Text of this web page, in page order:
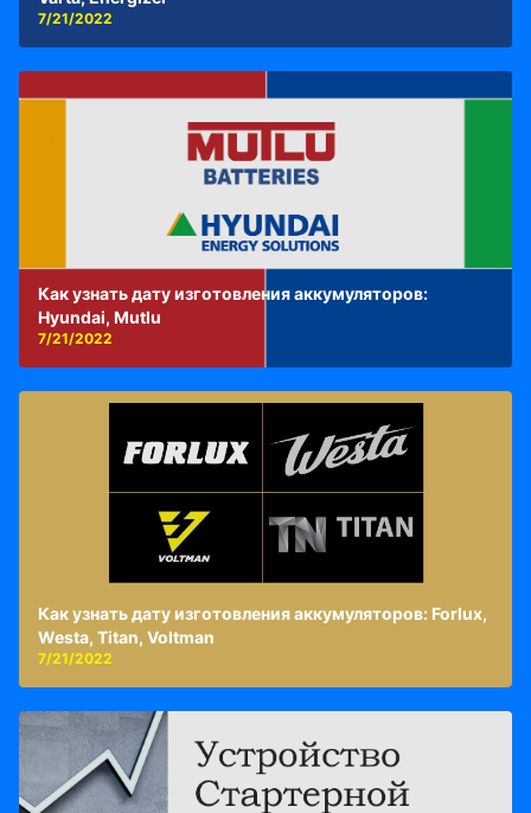
7/21/2022
Как узнать дату изготовления аккумуляторов:
Hyundai, Mutlu
7/21/2022
Как узнать дату изготовления аккумуляторов: Forlux,
Westa, Titan, Voltman
7/21/2022